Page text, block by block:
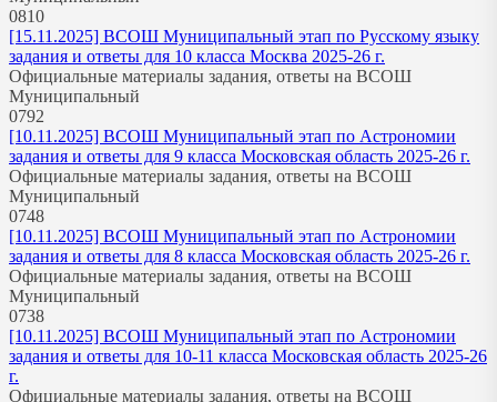
0810
[15.11.2025] ВСОШ Муниципальный этап по Русскому языку
задания и ответы для 10 класса Москва 2025-26 г.
Официальные материалы задания, ответы на ВСОШ
Муниципальный
0792
[10.11.2025] ВСОШ Муниципальный этап по Астрономии
задания и ответы для 9 класса Московская область 2025-26 г.
Официальные материалы задания, ответы на ВСОШ
Муниципальный
0748
[10.11.2025] ВСОШ Муниципальный этап по Астрономии
задания и ответы для 8 класса Московская область 2025-26 г.
Официальные материалы задания, ответы на ВСОШ
Муниципальный
0738
[10.11.2025] ВСОШ Муниципальный этап по Астрономии
задания и ответы для 10-11 класса Московская область 2025-26
г.
Официальные материалы задания, ответы на ВСОШ